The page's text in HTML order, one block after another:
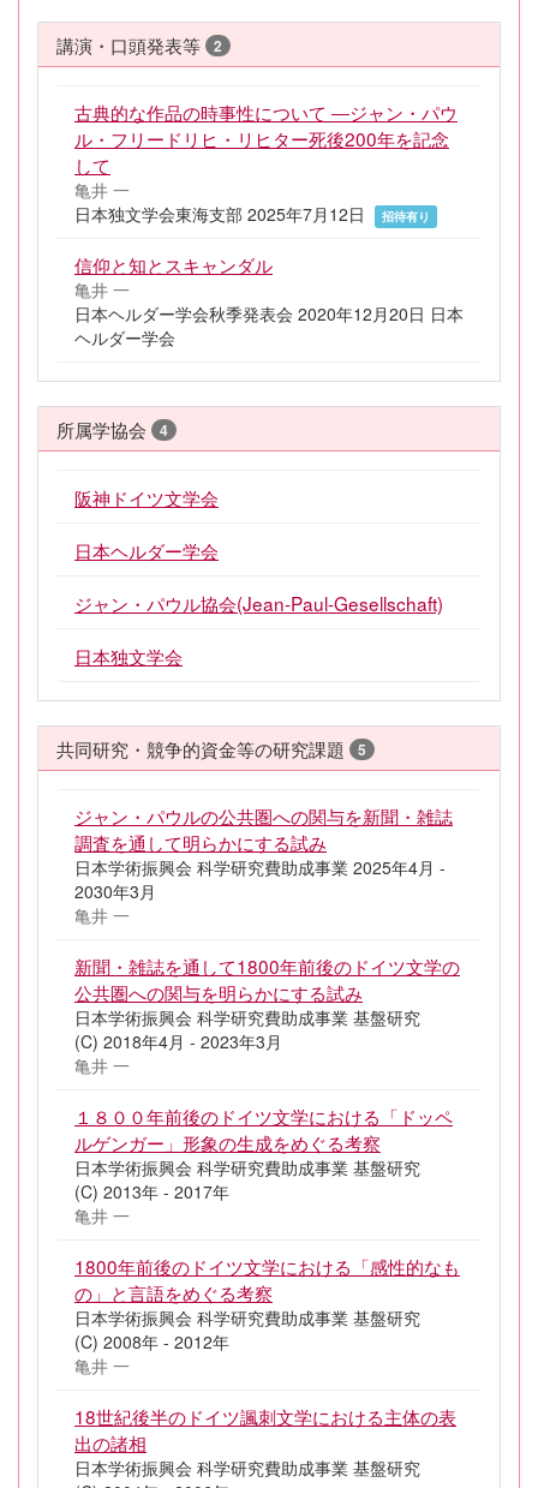
講演・口頭発表等 2
古典的な作品の時事性について ―ジャン・パウ
ル・フリードリヒ・リヒター死後200年を記念
して
亀井 一
日本独文学会東海支部 2025年7月12日
招待有り
信仰と知とスキャンダル
亀井 一
日本ヘルダー学会秋季発表会 2020年12月20日 日本
ヘルダー学会
所属学協会 4
阪神ドイツ文学会
日本ヘルダー学会
ジャン・パウル協会(Jean-Paul-Gesellschaft)
日本独文学会
共同研究・競争的資金等の研究課題 5
ジャン・パウルの公共圏への関与を新聞・雑誌
調査を通して明らかにする試み
日本学術振興会 科学研究費助成事業 2025年4月 -
2030年3月
亀井 一
新聞・雑誌を通して1800年前後のドイツ文学の
公共圏への関与を明らかにする試み
日本学術振興会 科学研究費助成事業 基盤研究
(C) 2018年4月 - 2023年3月
亀井 一
１８００年前後のドイツ文学における「ドッペ
ルゲンガー」形象の生成をめぐる考察
日本学術振興会 科学研究費助成事業 基盤研究
(C) 2013年 - 2017年
亀井 一
1800年前後のドイツ文学における「感性的なも
の」と言語をめぐる考察
日本学術振興会 科学研究費助成事業 基盤研究
(C) 2008年 - 2012年
亀井 一
18世紀後半のドイツ諷刺文学における主体の表
出の諸相
日本学術振興会 科学研究費助成事業 基盤研究